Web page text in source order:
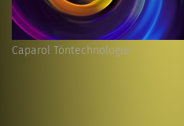
Caparol Töntechnologie